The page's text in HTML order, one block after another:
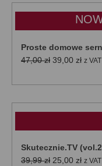
do
Proste domowe
47,00zł Pierwotna
wynosiła:
39,00 zł z VAT
Skutecznie.TV
39,99zł Pierwotna
25,00 zł z VAT